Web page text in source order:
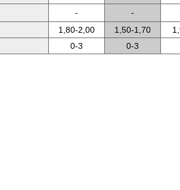
- -
1,80-2,00 1,50-1,70
0-3 0-3